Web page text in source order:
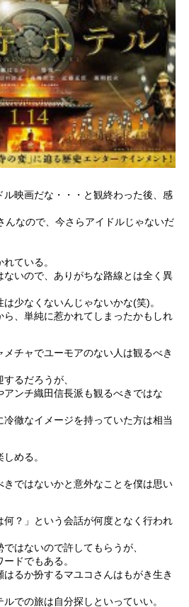
ル映画だな・・・と観終わった後、感
んなので、今さらアイドルじゃないだ
ている。
いので、ありがちな路線とは全く異
少なくないんじゃないかな(笑)。
ら、単純に惹かれてしまったかもしれ
チャでユーモアのない人は観るべき
るだろうが、
ンチ織田信長派も観るべきではな
徹なイメージを持っていた方は相当
める。
きではないかと意外なことを僕は思い
？」という会話が何度となく行われ
はないので許してもらうが、
ドでもある。
るか扮するマユコさんはもがき生き
での旅は自分探しといっていい。